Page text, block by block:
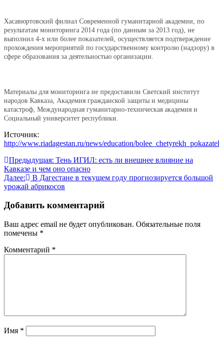
Хасавюртовский филиал Современной гуманитарной академии, по
результатам мониторинга 2014 года (по данным за 2013 год), не
выполнил 4-х или более показателей, осуществляется подтверждение
прохождения мероприятий по государственному контролю (надзору) в
сфере образования за деятельностью организации.
Материалы для мониторинга не предоставили Светский институт
народов Кавказа, Академия гражданской защиты и медицины
катастроф, Международная гуманитарно-техническая академия и
Социальный университет республики.
Источник:
http://www.riadagestan.ru/news/education/
Навигация
по
записям
Предыдущая: Тень ИГИЛ: есть ли внешнее влияние на
Кавказе и чем оно опасно
Далее:
В Дагестане в текущем году прогнозируется большой
урожай абрикосов
Добавить комментарий
Ваш адрес email не будет опубликован. Обязательные поля
помечены *
Комментарий *
Имя *